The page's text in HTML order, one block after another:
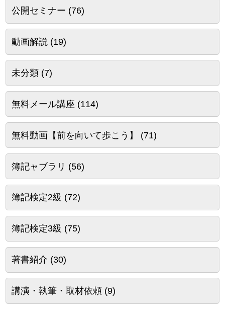
公開セミナー (76)
動画解説(19)
未分類(7)
無料メール講座 (114)
無料動画【前を向いて歩こう】 (71)
簿記ャブラリ (56)
簿記検定2級 (72)
簿記検定3級 (75)
著書紹介 (30)
講演・執筆・取材依頼(9)